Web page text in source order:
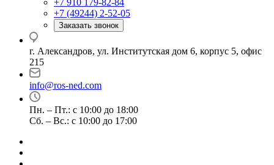
+7 910 179-82-84
+7 (49244) 2-52-05
Заказать звонок
г. Александров, ул. Институтская дом 6, корпус 5, офис
215
info@ros-ned.com
Пн. – Пт.: с 10:00 до 18:00
Сб. – Вс.: с 10:00 до 17:00